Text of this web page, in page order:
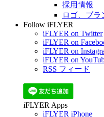
採用情報
ロゴ、ブラ
Follow iFLYER
iFLYER on Twitter
iFLYER on
iFLYER on
iFLYER on
RSS フィード
iFLYER Apps
iFLYER iPhone